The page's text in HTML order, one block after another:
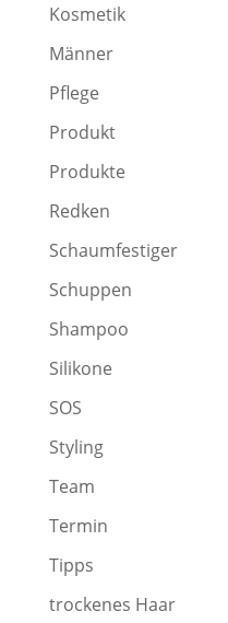
Kosmetik
Männer
Pflege
Produkt
Produkte
Redken
Schaumfestiger
Schuppen
Shampoo
Silikone
SOS
Styling
Team
Termin
Tipps
trockenes Haar